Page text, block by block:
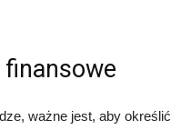
ważne jest, aby określić